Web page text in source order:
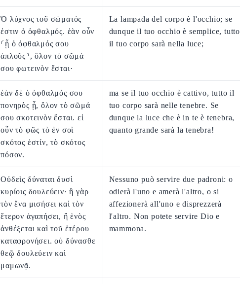
Ὁ λύχνος τοῦ σώματός
ἐστιν ὁ ὀφθαλμός. ἐὰν οὖν
⸂ᾖ ὁ ὀφθαλμός σου
ἁπλοῦς⸃, ὅλον τὸ σῶμά
σου φωτεινὸν ἔσται·
La lampada del corpo è l'occhio; se
dunque il tuo occhio è semplice, tutto
il tuo corpo sarà nella luce;
ἐὰν δὲ ὁ ὀφθαλμός σου
πονηρὸς ᾖ, ὅλον τὸ σῶμά
σου σκοτεινὸν ἔσται. εἰ
οὖν τὸ φῶς τὸ ἐν σοὶ
σκότος ἐστίν, τὸ σκότος
πόσον.
ma se il tuo occhio è cattivo, tutto il
tuo corpo sarà nelle tenebre. Se
dunque la luce che è in te è tenebra,
quanto grande sarà la tenebra!
Οὐδεὶς δύναται δυσὶ
κυρίοις δουλεύειν· ἢ γὰρ
τὸν ἕνα μισήσει καὶ τὸν
ἕτερον ἀγαπήσει, ἢ ἑνὸς
ἀνθέξεται καὶ τοῦ ἑτέρου
καταφρονήσει. οὐ δύνασθε
θεῷ δουλεύειν καὶ
μαμωνᾷ.
Nessuno può servire due padroni: o
odierà l'uno e amerà l'altro, o si
affezionerà all'uno e disprezzerà
l'altro. Non potete servire Dio e
mammona.